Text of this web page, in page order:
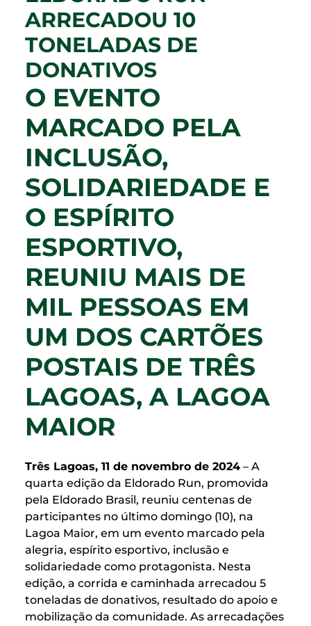
ARRECADOU 10
TONELADAS DE
DONATIVOS
O EVENTO
MARCADO PELA
INCLUSÃO,
SOLIDARIEDADE E
O ESPÍRITO
ESPORTIVO,
REUNIU MAIS DE
MIL PESSOAS EM
UM DOS CARTÕES
POSTAIS DE TRÊS
LAGOAS, A LAGOA
MAIOR
Três Lagoas, 11 de novembro de 2024 – A
quarta edição da Eldorado Run, promovida
pela Eldorado Brasil, reuniu centenas de
participantes no último domingo (10), na
Lagoa Maior, em um evento marcado pela
alegria, espírito esportivo, inclusão e
solidariedade como protagonista. Nesta
edição, a corrida e caminhada arrecadou 5
toneladas de donativos, resultado do apoio e
mobilização da comunidade. As arrecadações